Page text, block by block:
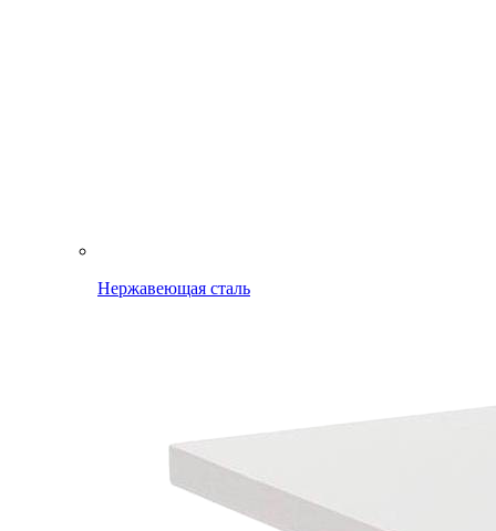
Нержавеющая сталь